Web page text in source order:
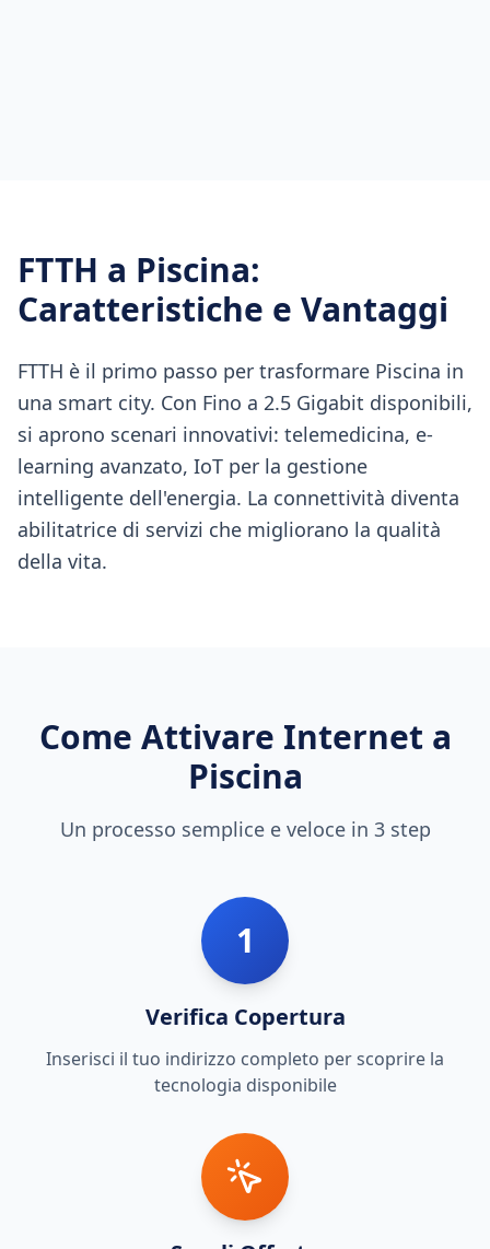
FTTH a Piscina:
Caratteristiche e Vantaggi
FTTH è il primo passo per trasformare Piscina in
una smart city. Con Fino a 2.5 Gigabit disponibili,
si aprono scenari innovativi: telemedicina, e-
learning avanzato, IoT per la gestione
intelligente dell'energia. La connettività diventa
abilitatrice di servizi che migliorano la qualità
della vita.
Come Attivare Internet a
Piscina
Un processo semplice e veloce in 3 step
1
Verifica Copertura
Inserisci il tuo indirizzo completo per scoprire la
tecnologia disponibile